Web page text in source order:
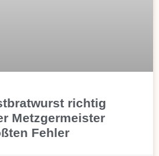
richtig
Metzgermeister
Fehler